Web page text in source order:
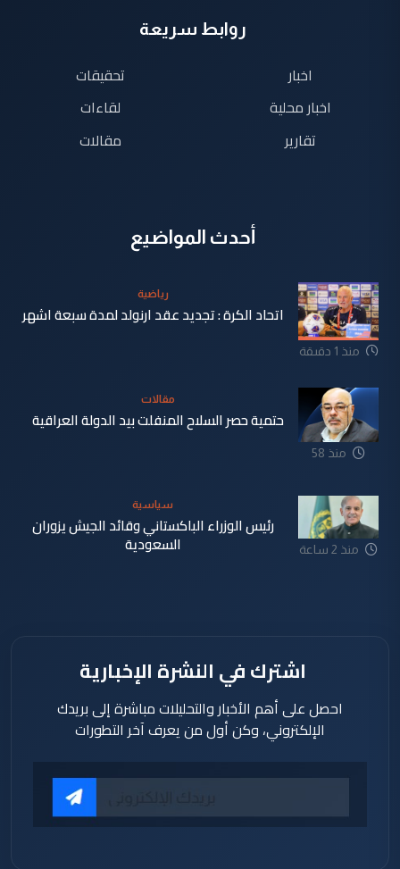
روابط سريعة
اخبار
اخبار محلية
تقارير
تحقيقات
لقاءات
مقالات
أحدث المواضيع
منذ 1 دقيقة
رياضية
اتحاد الكرة : تجديد عقد ارنولد لمدة سبعة اشهر
منذ 58
مقالات
حتمية حصر السلاح المنفلت بيد الدولة العراقية
منذ 2 ساعة
سياسية
رئيس الوزراء الباكستاني وقائد الجيش يزوران
السعودية
اشترك في النشرة الإخبارية
احصل على أهم الأخبار والتحليلات مباشرة إلى بريدك
الإلكتروني، وكن أول من يعرف آخر التطورات